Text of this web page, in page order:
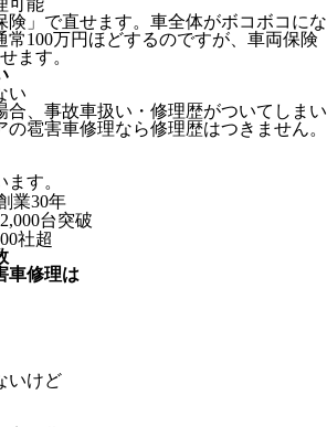
険」で直せます。車全体がボコボコにな
常100万円ほどするのですが、車両保険
ます。
合、事故車扱い・修理歴がついてしまい
の雹害車修理なら修理歴はつきません。
す。
車修理は
いけど